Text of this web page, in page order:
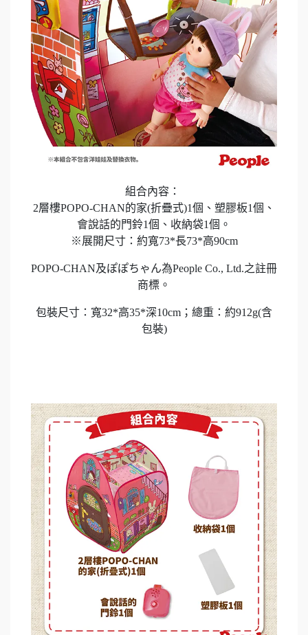
組合內容：
2層樓POPO-CHAN的家(折疊式)1個、塑膠板1個、
會說話的門鈴1個、收納袋1個。
※展開尺寸：約寬73*長73*高90cm
POPO-CHAN及ぽぽちゃん為People Co., Ltd.之註冊
商標。
包裝尺寸：寬32*高35*深10cm；總重：約912g(含
包裝)